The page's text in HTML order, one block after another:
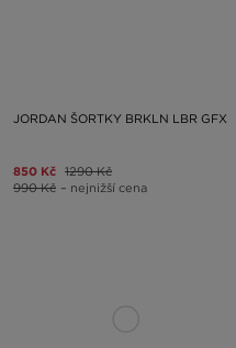
JORDAN ŠORTKY BRKLN LBR GFX
850 Kč 1290 Kč
990 Kč – nejnižší cena